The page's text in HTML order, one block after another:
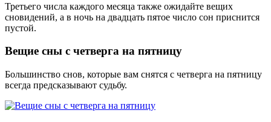
Третьего числа каждого месяца также ожидайте вещих
сновидений, а в ночь на двадцать пятое число сон приснится
пустой.
Вещие сны с четверга на пятницу
Большинство снов, которые вам снятся с четверга на пятницу
всегда предсказывают судьбу.